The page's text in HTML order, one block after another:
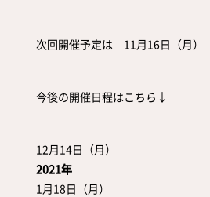
次回開催予定は 11月16日（月）
今後の開催日程はこちら↓
12月14日（月）
2021年
1月18日（月）